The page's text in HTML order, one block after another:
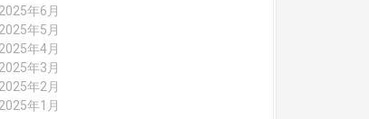
2025年6月
2025年5月
2025年4月
2025年3月
2025年2月
2025年1月